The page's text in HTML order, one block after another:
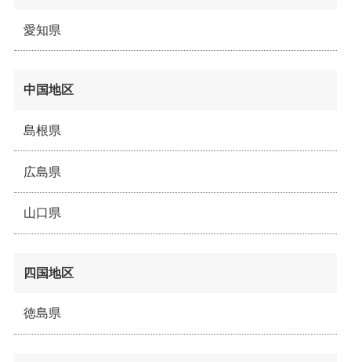
愛知県
中国地区
島根県
広島県
山口県
四国地区
徳島県